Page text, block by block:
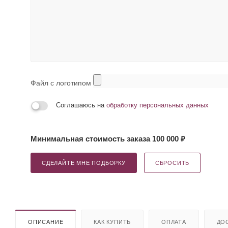
Файл с логотипом
Соглашаюсь на обработку персональных данных
Минимальная стоимость заказа 100 000 ₽
СДЕЛАЙТЕ МНЕ ПОДБОРКУ СБРОСИТЬ
ОПИСАНИЕ КАК КУПИТЬ ОПЛАТА